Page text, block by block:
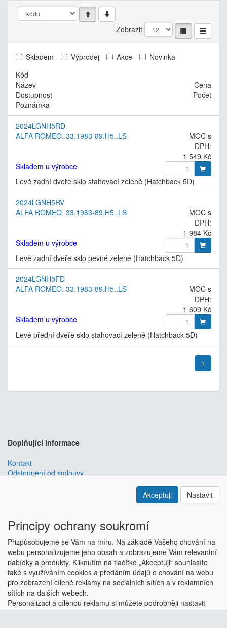
Zobrazit
Skladem Výprodej Akce
Novinka
Kód
Název
Cena
Dostupnost
Počet
Poznámka
2024LGNH5RD
ALFA ROMEO. 33.1983-89.H5..LS
MOC s
DPH:
1 549 Kč
Skladem u výrobce
Levé zadní dveře sklo stahovací zelené (Hatchback 5D)
2024LGNH5RV
ALFA ROMEO. 33.1983-89.H5..LS
MOC s
DPH:
1 984 Kč
Skladem u výrobce
Levé zadní dveře sklo pevné zelené (Hatchback 5D)
2024LGNH5FD
ALFA ROMEO. 33.1983-89.H5..LS
MOC s
DPH:
1 609 Kč
Skladem u výrobce
Levé přední dveře sklo stahovací zelené (Hatchback 5D)
1
Doplňující informace
Kontakt
Odstoupení od smlouvy
je nejlepším řešením e-commerce pro informační
ESHOP dodáváme předpřipravený s uživatelsky příjemnou
responzivní šablonou, která se dá upravit a optimalizovat na míru.
Hlavní výhody? Přehlednost, intuitivní ovládání, administrace a
data ve Vaší ABŘE. Chci zjistit více
Copyright © ABRA Software a.s. 2018
Akceptuji Nastavit
Principy ochrany soukromí
Přizpůsobujeme se Vám na míru. Na základě Vašeho chování na
webu personalizujeme jeho obsah a zobrazujeme Vám relevantní
nabídky a produkty. Kliknutím na tlačítko „Akceptuji“ souhlasíte
také s využíváním cookies a předáním údajů o chování na webu
pro zobrazení cílené reklamy na sociálních sítích a v reklamních
sítích na dalších webech.
Personalizaci a cílenou reklamu si můžete podrobněji nastavit